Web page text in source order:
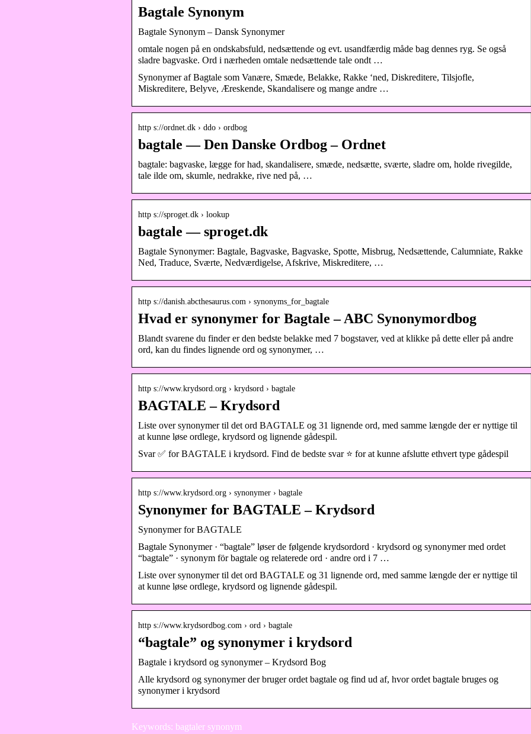
Bagtale Synonym
Bagtale Synonym – Dansk Synonymer
omtale nogen på en ondskabsfuld, nedsættende og evt. usandfærdig måde bag dennes ryg. Se også
sladre bagvaske. Ord i nærheden omtale nedsættende tale ondt …
Synonymer af Bagtale som Vanære, Smæde, Belakke, Rakke ‘ned, Diskreditere, Tilsjofle,
Miskreditere, Belyve, Æreskende, Skandalisere og mange andre …
http s://ordnet.dk › ddo › ordbog
bagtale — Den Danske Ordbog – Ordnet
bagtale: bagvaske, lægge for had, skandalisere, smæde, nedsætte, sværte, sladre om, holde rivegilde,
tale ilde om, skumle, nedrakke, rive ned på, …
http s://sproget.dk › lookup
bagtale — sproget.dk
Bagtale Synonymer: Bagtale, Bagvaske, Bagvaske, Spotte, Misbrug, Nedsættende, Calumniate, Rakke
Ned, Traduce, Sværte, Nedværdigelse, Afskrive, Miskreditere, …
http s://danish.abcthesaurus.com › synonyms_for_bagtale
Hvad er synonymer for Bagtale – ABC Synonymordbog
Blandt svarene du finder er den bedste belakke med 7 bogstaver, ved at klikke på dette eller på andre
ord, kan du findes lignende ord og synonymer, …
http s://www.krydsord.org › krydsord › bagtale
BAGTALE – Krydsord
Liste over synonymer til det ord BAGTALE og 31 lignende ord, med samme længde der er nyttige til
at kunne løse ordlege, krydsord og lignende gådespil.
Svar ✅ for BAGTALE i krydsord. Find de bedste svar ⭐ for at kunne afslutte ethvert type gådespil
http s://www.krydsord.org › synonymer › bagtale
Synonymer for BAGTALE – Krydsord
Synonymer for BAGTALE
Bagtale Synonymer · “bagtale” løser de følgende krydsordord · krydsord og synonymer med ordet
“bagtale” · synonym för bagtale og relaterede ord · andre ord i 7 …
Liste over synonymer til det ord BAGTALE og 31 lignende ord, med samme længde der er nyttige til
at kunne løse ordlege, krydsord og lignende gådespil.
http s://www.krydsordbog.com › ord › bagtale
“bagtale” og synonymer i krydsord
Bagtale i krydsord og synonymer – Krydsord Bog
Alle krydsord og synonymer der bruger ordet bagtale og find ud af, hvor ordet bagtale bruges og
synonymer i krydsord
Keywords: bagtaler synonym